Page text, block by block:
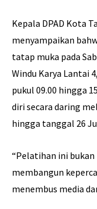
Kepala DPAD Kota
menyampaikan
tatap muka pada
Windu Karya Lantai
pukul 09.00 hingga
diri secara daring
hingga tanggal 26
“Pelatihan ini
membangun
menembus media